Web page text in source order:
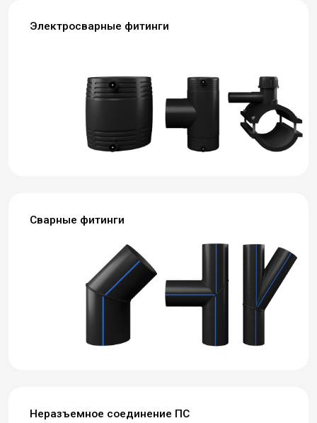
Электросварные фитинги
Сварные фитинги
Неразъемное соединение ПС